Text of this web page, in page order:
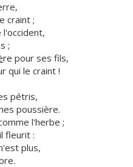
craint ;
l'occident,
;
re pour ses fils,
qui le craint !
pétris,
poussière.
l'herbe ;
fleurit :
plus,